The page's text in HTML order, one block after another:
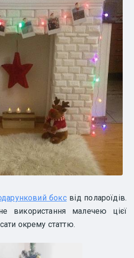
боксвід полароїдів.
використання малечею цієї
окрему статтю.